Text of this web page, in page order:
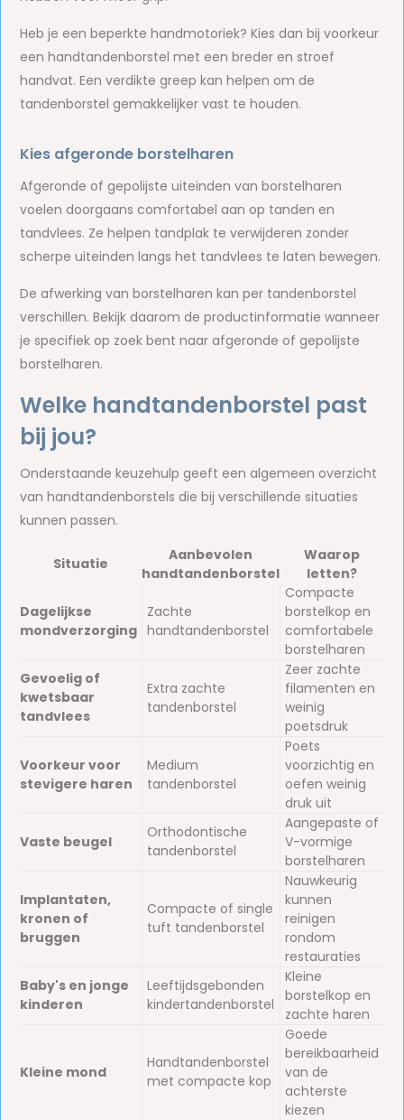
Heb je een beperkte handmotoriek? Kies dan bij voorkeur
een handtandenborstel met een breder en stroef
handvat. Een verdikte greep kan helpen om de
tandenborstel gemakkelijker vast te houden.
Kies afgeronde borstelharen
Afgeronde of gepolijste uiteinden van borstelharen
voelen doorgaans comfortabel aan op tanden en
tandvlees. Ze helpen tandplak te verwijderen zonder
scherpe uiteinden langs het tandvlees te laten bewegen.
De afwerking van borstelharen kan per tandenborstel
verschillen. Bekijk daarom de productinformatie wanneer
je specifiek op zoek bent naar afgeronde of gepolijste
borstelharen.
Welke handtandenborstel past
bij jou?
Onderstaande keuzehulp geeft een algemeen overzicht
van handtandenborstels die bij verschillende situaties
kunnen passen.
Situatie
Aanbevolen
handtandenborstel
Waarop
letten?
Dagelijkse
mondverzorging
Zachte
handtandenborstel
Compacte
borstelkop en
comfortabele
borstelharen
Gevoelig of
kwetsbaar
tandvlees
Extra zachte
tandenborstel
Zeer zachte
filamenten en
weinig
poetsdruk
Voorkeur voor
stevigere haren
Medium
tandenborstel
Poets
voorzichtig en
oefen weinig
druk uit
Vaste beugel
Orthodontische
tandenborstel
Aangepaste of
V-vormige
borstelharen
Implantaten,
kronen of
bruggen
Compacte of single
tuft tandenborstel
Nauwkeurig
kunnen
reinigen
rondom
restauraties
Baby's en jonge
kinderen
Leeftijdsgebonden
kindertandenborstel
Kleine
borstelkop en
zachte haren
Kleine mond
Handtandenborstel
met compacte kop
Goede
bereikbaarheid
van de
achterste
kiezen